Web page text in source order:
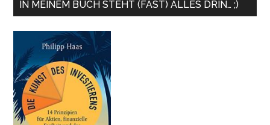
IN MEINEM BUCH STEHT (FAST) ALLES DRIN… ;)